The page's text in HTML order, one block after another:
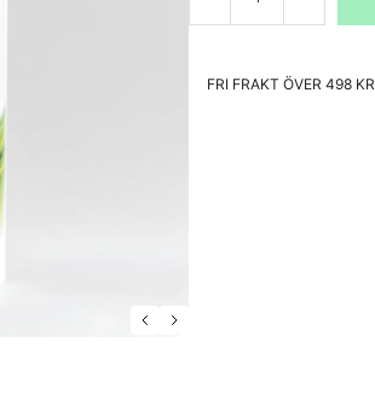
FRI FRAKT ÖVER 498 KR